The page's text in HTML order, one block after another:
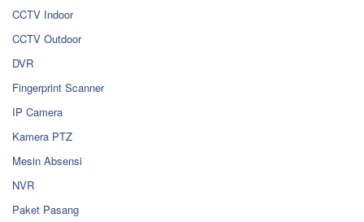
CCTV Indoor
CCTV Outdoor
DVR
Fingerprint Scanner
IP Camera
Kamera PTZ
Mesin Absensi
NVR
Paket Pasang